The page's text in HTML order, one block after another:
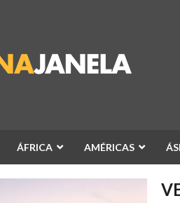
ÁFRICA AMÉRICAS
7